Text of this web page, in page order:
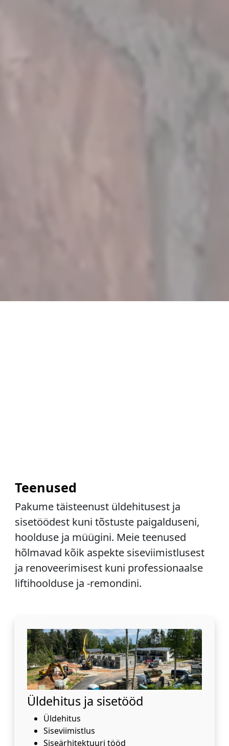
Teenused
Pakume täisteenust üldehitusest ja
sisetöödest kuni tõstuste paigalduseni,
hoolduse ja müügini. Meie teenused
hõlmavad kõik aspekte siseviimistlusest
ja renoveerimisest kuni professionaalse
liftihoolduse ja -remondini.
Üldehitus ja sisetööd
Üldehitus
Siseviimistlus
Siseärhitektuuri tööd